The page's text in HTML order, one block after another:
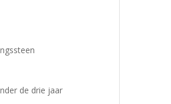
de drie jaar